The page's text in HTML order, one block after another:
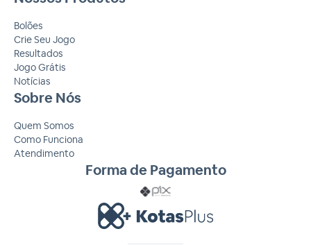
Bolões
Crie Seu Jogo
Resultados
Jogo Grátis
Notícias
Sobre Nós
Quem Somos
Como Funciona
Atendimento
Forma de Pagamento